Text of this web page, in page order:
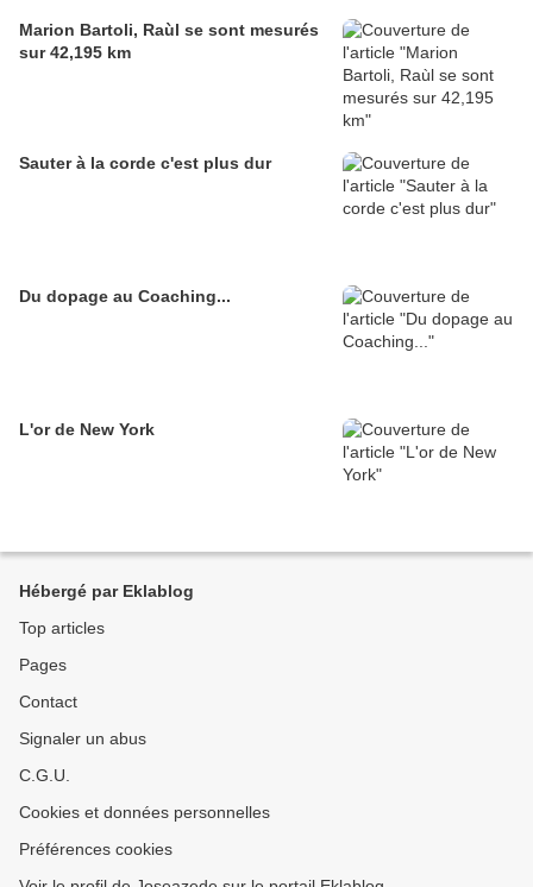
Marion Bartoli, Raùl se sont mesurés
sur 42,195 km
Sauter à la corde c'est plus dur
Du dopage au Coaching...
L'or de New York
Hébergé par Eklablog
Top articles
Pages
Contact
Signaler un abus
C.G.U.
Cookies et données personnelles
Préférences cookies